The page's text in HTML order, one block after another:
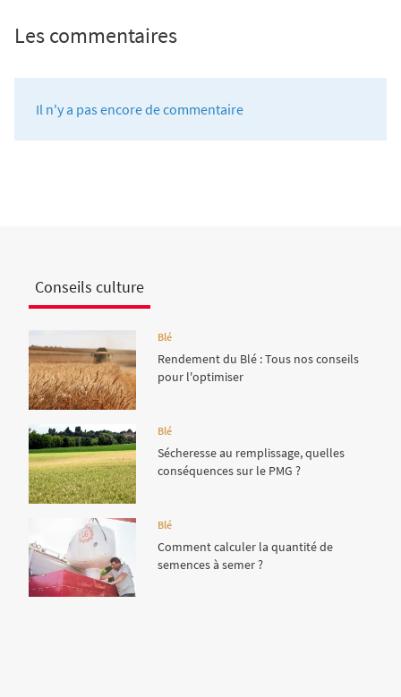
Les commentaires
Il n'y a pas encore de commentaire
Conseils culture
Blé
Rendement du Blé : Tous nos conseils
pour l'optimiser
Blé
Sécheresse au remplissage, quelles
conséquences sur le PMG ?
Blé
Comment calculer la quantité de
semences à semer ?